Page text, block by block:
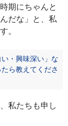
期にちゃんと
だな」と、私
。
・興味深い」な
ら教えてくださ
私たちも申し